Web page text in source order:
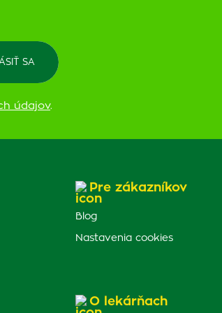
údajov.
Pre zákazníkov
Blog
Nastavenia cookies
O lekárňach